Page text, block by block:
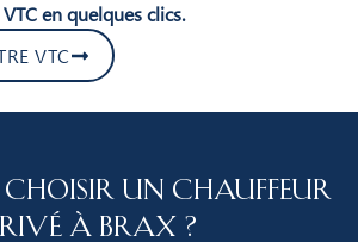
en quelques clics.
VTC
un chauffeur
à Brax ?